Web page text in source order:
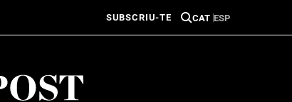
SUBSCRIU-TE CAT ESP